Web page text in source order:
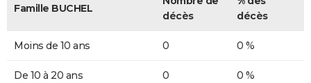
Famille BUCHEL
décès
décès
Moins de 10 ans 0 0 %
De 10 à 20 ans 0 0 %